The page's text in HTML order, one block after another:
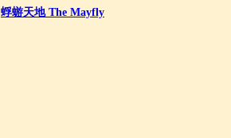
蜉蝣天地 The Mayfly